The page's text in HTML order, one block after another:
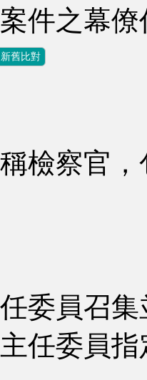
之幕僚
新舊比對
察官，
員召集
任委員